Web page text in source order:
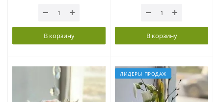
В корзину В корзину
ЛИДЕРЫ ПРОДАЖ